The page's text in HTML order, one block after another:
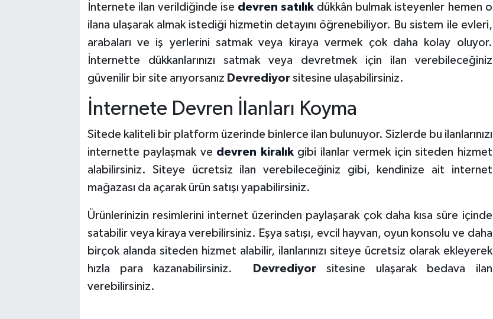
İnternete ilan verildiğinde ise devren satılık dükkân bulmak isteyenler hemen o
ilana ulaşarak almak istediği hizmetin detayını öğrenebiliyor. Bu sistem ile evleri,
arabaları ve iş yerlerini satmak veya kiraya vermek çok daha kolay oluyor.
İnternette dükkanlarınızı satmak veya devretmek için ilan verebileceğiniz
güvenilir bir site arıyorsanız Devrediyor sitesine ulaşabilirsiniz.
İnternete Devren İlanları Koyma
Sitede kaliteli bir platform üzerinde binlerce ilan bulunuyor. Sizlerde bu ilanlarınızı
internette paylaşmak ve devren kiralık gibi ilanlar vermek için siteden hizmet
alabilirsiniz. Siteye ücretsiz ilan verebileceğiniz gibi, kendinize ait internet
mağazası da açarak ürün satışı yapabilirsiniz.
Ürünlerinizin resimlerini internet üzerinden paylaşarak çok daha kısa süre içinde
satabilir veya kiraya verebilirsiniz. Eşya satışı, evcil hayvan, oyun konsolu ve daha
birçok alanda siteden hizmet alabilir, ilanlarınızı siteye ücretsiz olarak ekleyerek
hızla para kazanabilirsiniz.
Devrediyor sitesine ulaşarak bedava ilan
verebilirsiniz.